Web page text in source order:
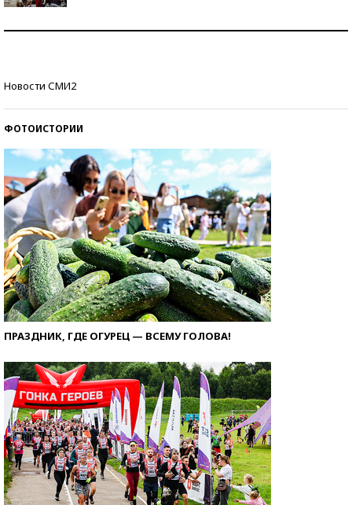
Новости СМИ2
ФОТОИСТОРИИ
ПРАЗДНИК, ГДЕ ОГУРЕЦ — ВСЕМУ ГОЛОВА!